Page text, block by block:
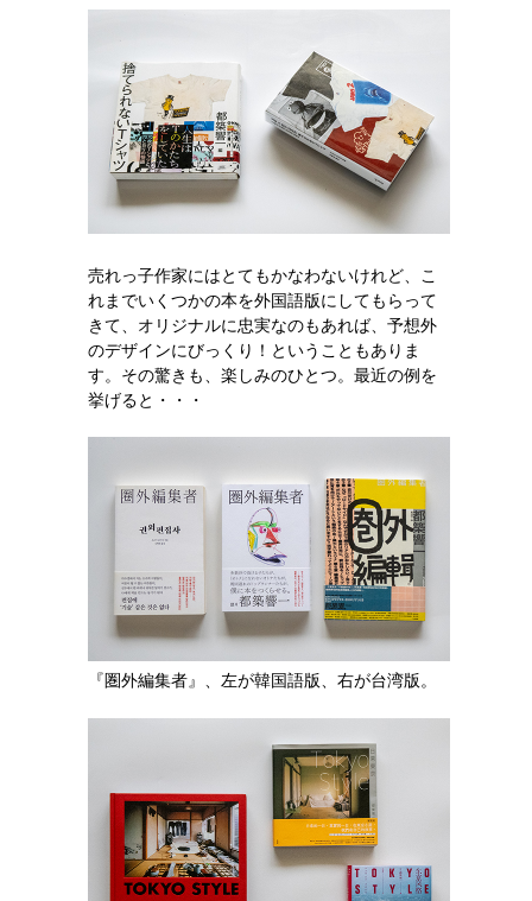
売れっ子作家にはとてもかなわないけれど、こ
れまでいくつかの本を外国語版にしてもらって
きて、オリジナルに忠実なのもあれば、予想外
のデザインにびっくり！ということもありま
す。その驚きも、楽しみのひとつ。最近の例を
挙げると・・・
『圏外編集者』、左が韓国語版、右が台湾版。